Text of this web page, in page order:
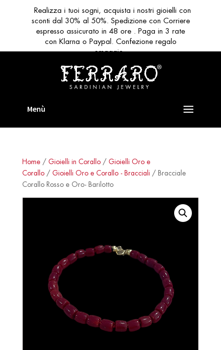
Home/ Gioielli in Corallo/ Gioielli Oro e
Corallo/ Gioielli Oro e Corallo - Bracciali / Bracciale
Corallo Rosso e Oro- Barilotto
Realizza i tuoi sogni, acquista i nostri gioielli con
sconti dal 30% al 50%. Spedizione con Corriere
espresso assicurato in 48 ore . Paga in 3 rate
con Klarna o Paypal. Confezione regalo
omaggio